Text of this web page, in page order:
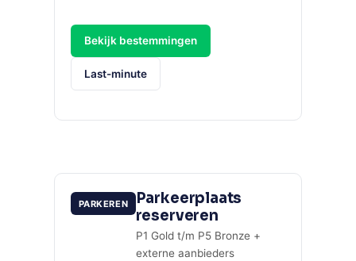
Bekijk bestemmingen
Last-minute
PARKEREN
Parkeerplaats
reserveren
P1 Gold t/m P5 Bronze +
externe aanbieders